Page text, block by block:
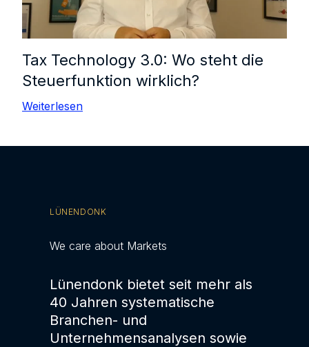
Tax Technology 3.0: Wo steht die
Steuerfunktion wirklich?
Weiterlesen
LÜNENDONK
We care about Markets
Lünendonk bietet seit mehr als
40 Jahren systematische
Branchen- und
Unternehmensanalysen sowie